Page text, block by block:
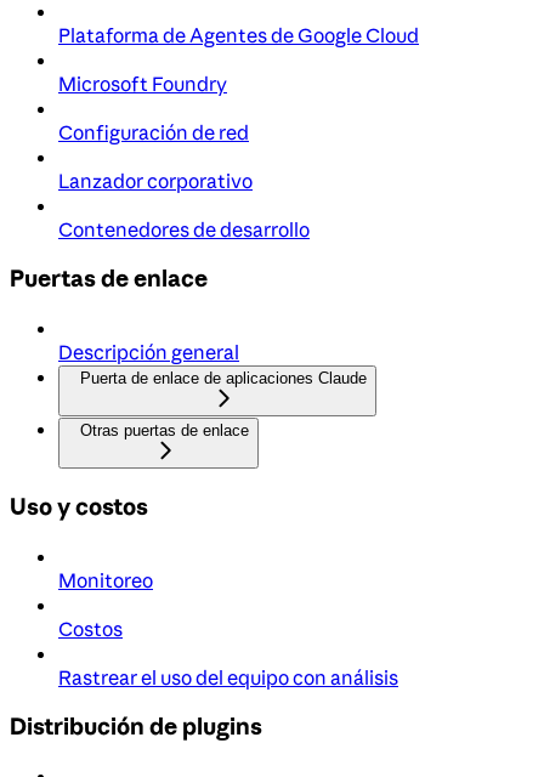
Plataforma de Agentes de Google Cloud
Microsoft Foundry
Configuración de red
Lanzador corporativo
Contenedores de desarrollo
Puertas de enlace
Descripción general
Puerta de enlace de aplicaciones Claude
Otras puertas de enlace
Uso y costos
Monitoreo
Costos
Rastrear el uso del equipo con análisis
Distribución de plugins